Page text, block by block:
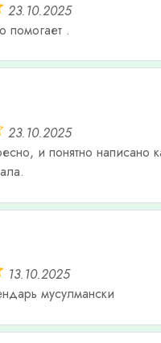
23.10.2025
помогает .
23.10.2025
и понятно написано
13.10.2025
мусулмански